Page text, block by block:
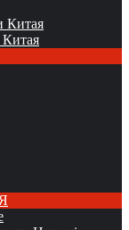
Китая